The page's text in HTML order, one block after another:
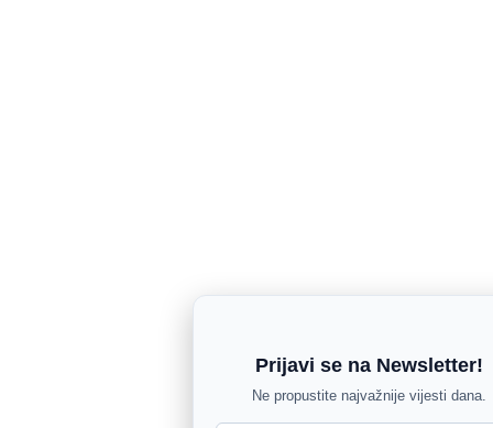
Prijavi se na Newsletter!
Ne propustite najvažnije vijesti dana.